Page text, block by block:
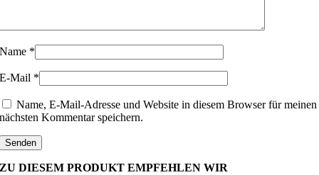
Name *
E-Mail *
Name, E-Mail-Adresse und Website in diesem Browser für meinen
nächsten Kommentar speichern.
ZU DIESEM PRODUKT EMPFEHLEN WIR